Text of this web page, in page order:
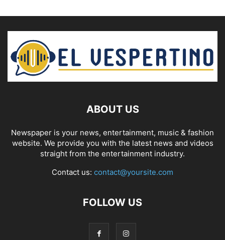
ABOUT US
Newspaper is your news, entertainment, music & fashion
website. We provide you with the latest news and videos
straight from the entertainment industry.
Contact us: contact@yoursite.com
FOLLOW US